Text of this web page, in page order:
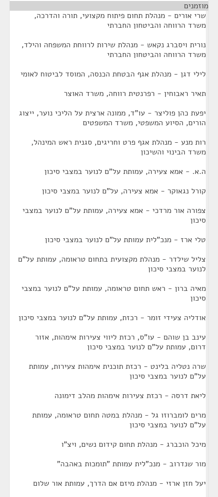
מוזמנים
שרי אורים - מנהלת תחום פיתוח מקצועי, תורה והדרכה,
משרד הרווחה והביטחון החברתי
נורית ויסברג נקאש - מנהלת שירות לרווחת המשפחה והילד,
משרד הרווחה והביטחון החברתי
לילי דגן - מנהלת אגף הבטחת הכנסה, המוסד לביטוח לאומי
תאיר ראבוחין - רפרנטית רווחה, משרד האוצר
יפעת כהן פוליצר - עו"ד, ממונה ארצית על הליכי נוער, ייצוג
הורים, הסיוע המשפטי, משרד המשפטים
רות מנע - מנהלת אגף פרט וחריגים, סגנית ראש המינהל,
משרד הבינוי והשיכון
ה.א. - אמא צעירה, עמותת על"ם לנוער במצבי סיכון
קורל נגאוקר - אמא צעירה, על"ם לנוער במצבי סיכון
צפורה אור מרדכי - אמא צעירה, עמותת על"ם לנוער במצבי
סיכון
טלי ארז - מנכ"לית עמותת על"ם לנוער במצבי סיכון
צליל שילדר - מנהלת מקצועית בתחום טראומה, עמותת על"ם
לנוער במצבי סיכון
מאיה ברון - ראש תחום טראומה, עמותת על"ם לנוער במצבי
סיכון
אודליה צעידי זומר - רכזת, עמותת על"ם לנוער במצבי סיכון
עינב בן שוהם - עו"ס, רכזת ליווי צעירות אימהות, אזור
דרום, עמותת על"ם לנוער במצבי סיכון
שרה נטליה בלינט - רכזת תוכנית אימהות צעירות, עמותת
על"ם לנוער במצבי סיכון
ליאת דרסה - רכזת צעירות אימהות מהלב דימונה
מרים לומברוזו גל - מנהלת במטה תחום טראומה, עמותת
על"ם לנוער במצבי סיכון
מיכל הוכברג - מנהלת תחום קידום נשים, ויצ"ו
מור שנדרוב - מנכ"לית עמותת "תומכות באהבה"
יעל חזן ארזי - מנהלת מיזם אם הדרך, עמותת אור שלום